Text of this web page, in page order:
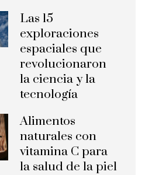
Las 15
exploraciones
espaciales que
revolucionaron
la ciencia y la
tecnología
Alimentos
naturales con
vitamina C para
la salud de la piel